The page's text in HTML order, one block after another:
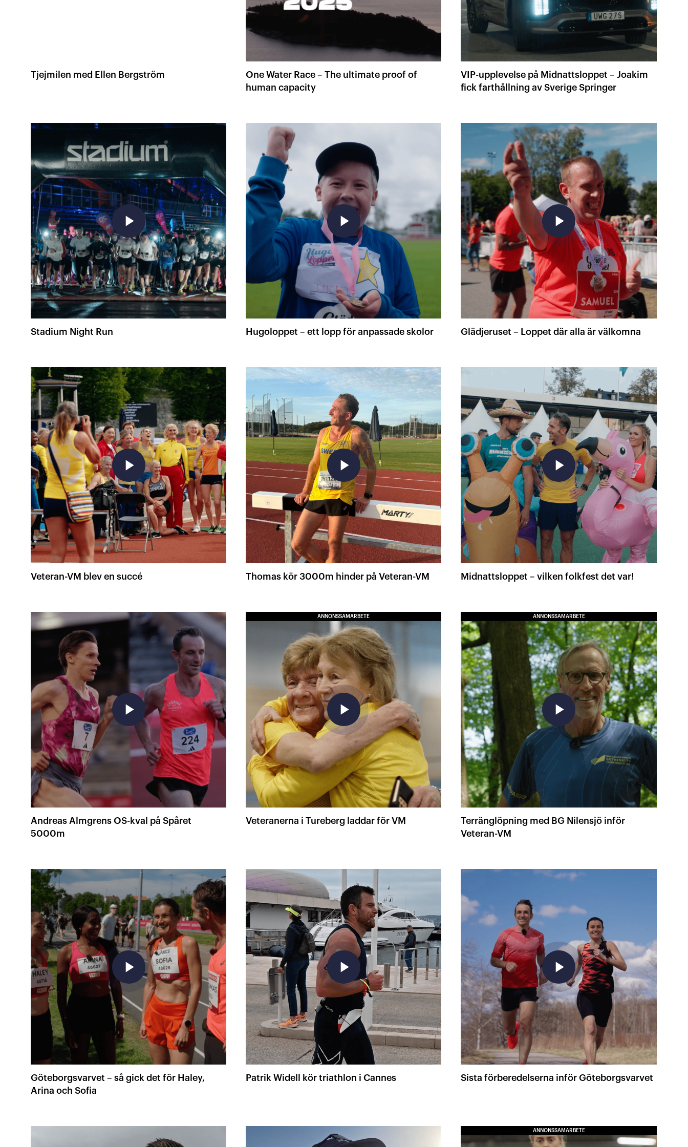
Tjejmilen med Ellen Bergström
One Water Race – The ultimate proof of
human capacity
VIP-upplevelse på Midnattsloppet – Joakim
fick farthållning av Sverige Springer
play_arrow
Stadium Night Run
play_arrow
Hugoloppet – ett lopp för anpassade skolor
play_arrow
Glädjeruset – Loppet där alla är välkomna
play_arrow
Veteran-VM blev en succé
play_arrow
Thomas kör 3000m hinder på Veteran-VM
play_arrow
Midnattsloppet – vilken folkfest det var!
play_arrow
Andreas Almgrens OS-kval på Spåret
5000m
ANNONSSAMARBETE
play_arrow
Veteranerna i Tureberg laddar för VM
ANNONSSAMARBETE
play_arrow
Terränglöpning med BG Nilensjö inför
Veteran-VM
play_arrow
Göteborgsvarvet – så gick det för Haley,
Arina och Sofia
play_arrow
Patrik Widell kör triathlon i Cannes
play_arrow
Sista förberedelserna inför Göteborgsvarvet
ANNONSSAMARBETE